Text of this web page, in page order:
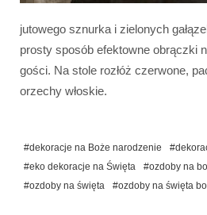
jutowego sznurka i zielonych
prosty sposób efektowne obrączki
gości. Na stole rozłóż czerwone,
orzechy włoskie.
#dekoracje na Boże narodzenie
#eko dekoracje na Święta
#ozdoby na
#ozdoby na święta
#ozdoby na święta